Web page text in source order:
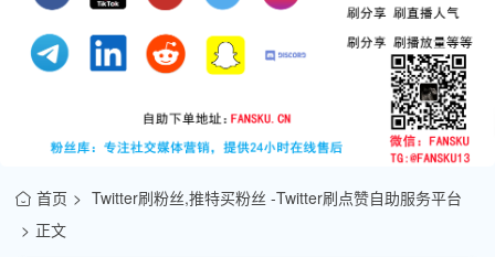
首页
Twitter刷粉丝,推特买粉丝 -Twitter刷点赞自助服务平台
正文